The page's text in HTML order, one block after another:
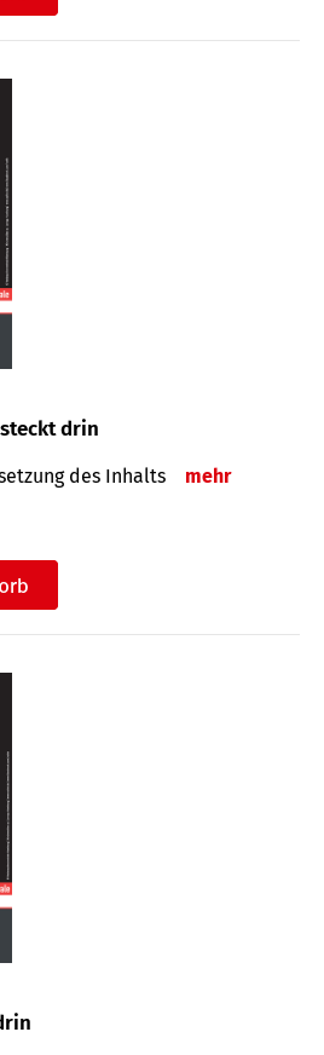
drin
des Inhalts mehr